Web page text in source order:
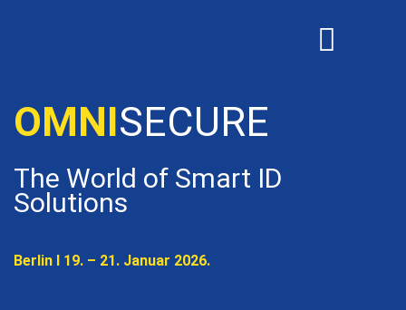
OMNISECURE
The World of Smart ID
Solutions
Berlin I 19. – 21. Januar 2026.